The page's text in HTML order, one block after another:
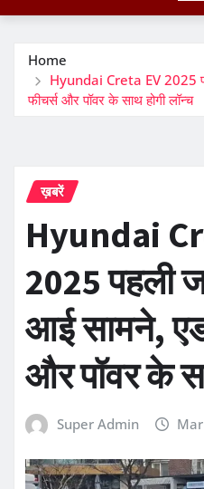
Home
Hyundai Creta EV 2025
फीचर्स और पॉवर के साथ होगी लॉन्च
ख़बरें
Hyundai
2025 पहली
आई सामने,
और पॉवर के
Super Admin